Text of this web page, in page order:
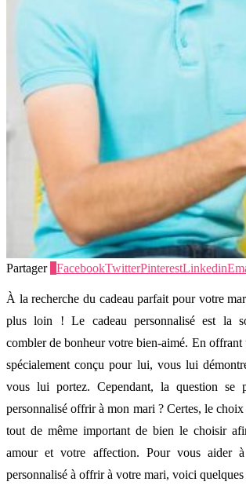
Partager FacebookTwitterPinterestLinkedin
À la recherche du cadeau parfait pour votre
plus loin ! Le cadeau personnalisé est la
combler de bonheur votre bien-aimé. En offrant
spécialement conçu pour lui, vous lui
vous lui portez. Cependant, la question se
personnalisé offrir à mon mari ? Certes, le
tout de même important de bien le choisir
amour et votre affection. Pour vous aider
personnalisé à offrir à votre mari, voici quelques